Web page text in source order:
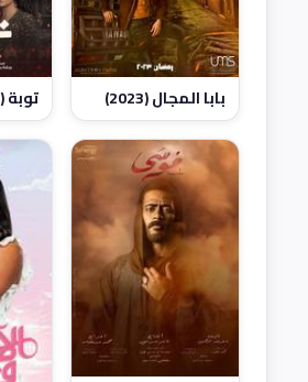
بابا المجال (2023) توبة (2022)